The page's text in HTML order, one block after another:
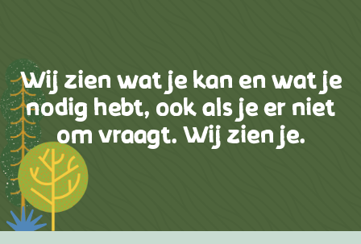
Wij zien wat je kan en wat je
nodig hebt, ook als je er niet
om vraagt. Wij zien je.